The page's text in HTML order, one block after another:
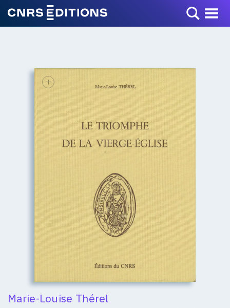
Toggle Menu
+
Marie-Louise Thérel